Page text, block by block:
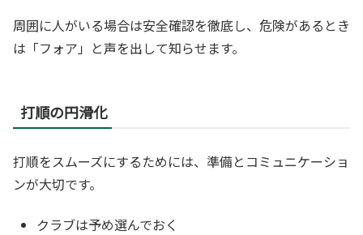
周囲に人がいる場合は安全確認を徹底し、危険があるとき
は「フォア」と声を出して知らせます。
打順の円滑化
打順をスムーズにするためには、準備とコミュニケーショ
ンが大切です。
クラブは予め選んでおく